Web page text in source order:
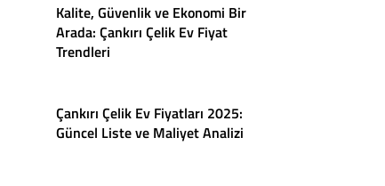
Kalite, Güvenlik ve Ekonomi Bir
Arada: Çankırı Çelik Ev Fiyat
Trendleri
Çankırı Çelik Ev Fiyatları 2025:
Güncel Liste ve Maliyet Analizi